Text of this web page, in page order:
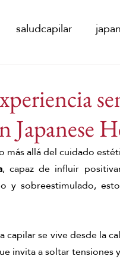
saludcapilar
Japanese Head
Japanese Head
Japanese
más allá del cuidado
, capaz de influir
y sobreestimulado,
capilar se vive desde la
invita a soltar